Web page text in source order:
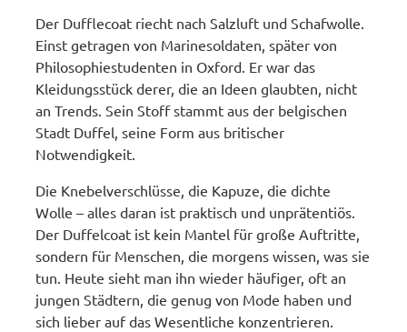
Der Dufflecoat riecht nach Salzluft und Schafwolle.
Einst getragen von Marinesoldaten, später von
Philosophiestudenten in Oxford. Er war das
Kleidungsstück derer, die an Ideen glaubten, nicht
an Trends. Sein Stoff stammt aus der belgischen
Stadt Duffel, seine Form aus britischer
Notwendigkeit.
Die Knebelverschlüsse, die Kapuze, die dichte
Wolle – alles daran ist praktisch und unprätentiös.
Der Duffelcoat ist kein Mantel für große Auftritte,
sondern für Menschen, die morgens wissen, was sie
tun. Heute sieht man ihn wieder häufiger, oft an
jungen Städtern, die genug von Mode haben und
sich lieber auf das Wesentliche konzentrieren.